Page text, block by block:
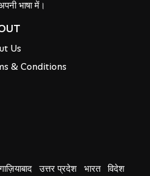
भाषा में।
Us
& Conditions
उत्तर प्रदेश भारत विदेश